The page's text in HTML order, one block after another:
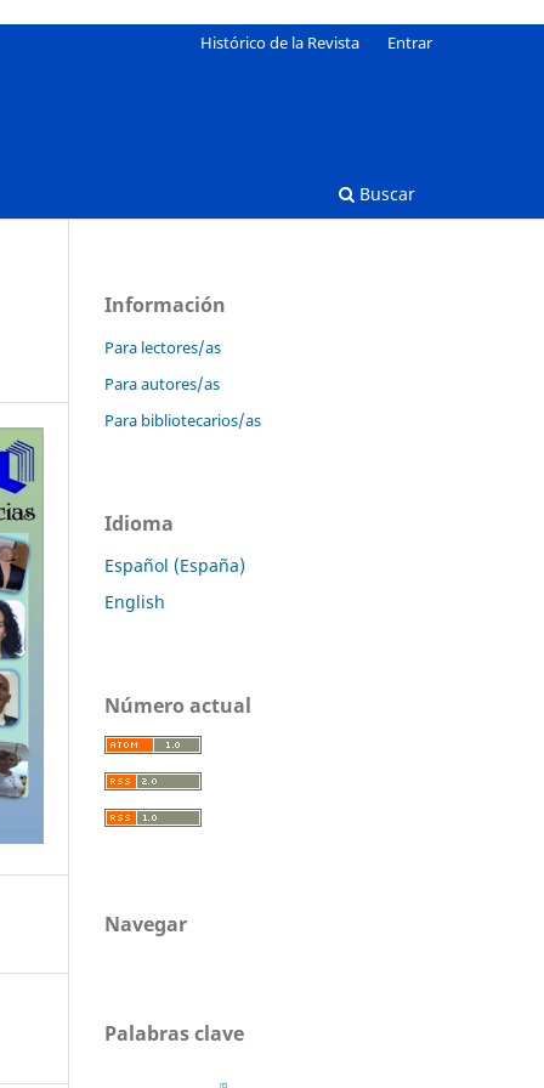
Buscar
Histórico de la Revista Entrar
Información
Para lectores/as
Para autores/as
Para bibliotecarios/as
Idioma
Español (España)
English
Número actual
Navegar
Palabras clave